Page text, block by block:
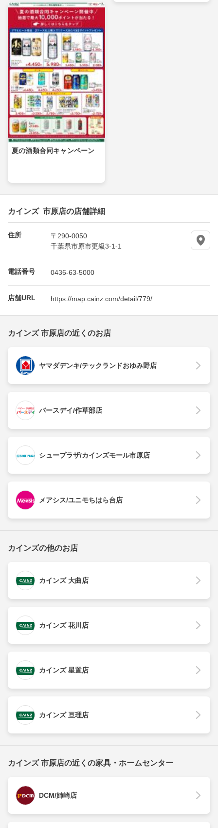
夏の酒類合同キャンペーン
カインズ 市原店の店舗詳細
住所
〒290-0050
千葉県市原市更級3-1-1
電話番号 0436-63-5000
店舗URL https://map.cainz.com/detail/779/
カインズ 市原店の近くのお店
ヤマダデンキ/テックランドおゆみ野店
バースデイ/作草部店
シュープラザ/カインズモール市原店
メアシス/ユニモちはら台店
カインズの他のお店
カインズ 大曲店
カインズ 花川店
カインズ 星置店
カインズ 亘理店
カインズ 市原店の近くの家具・ホームセンター
DCM/姉崎店